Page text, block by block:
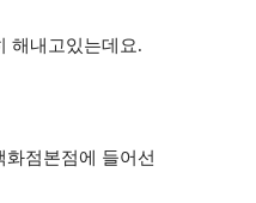
해내고있는데요.
화점본점에 들어선